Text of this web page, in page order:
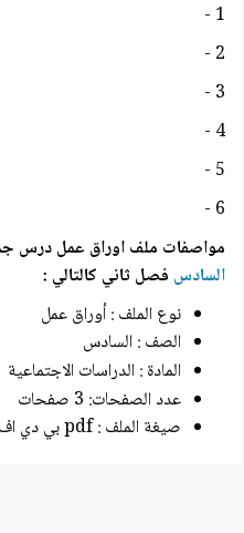
1 -
2 -
3 -
4 -
5 -
6 -
مواصفات ملف اوراق عمل درس
السادس فصل ثاني كالتالي :
نوع الملف : أوراق عمل
الصف : السادس
المادة : الدراسات الاجتماعية
عدد الصفحات: 3 صفحات
صيغة الملف : pdf بي دي اف